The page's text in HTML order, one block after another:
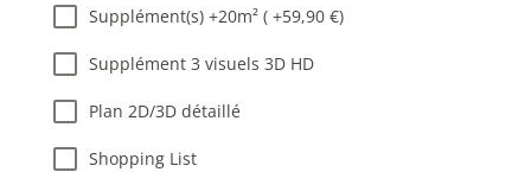
Supplément(s) +20m² ( +59,90 €)
Supplément 3 visuels 3D HD
Plan 2D/3D détaillé
Shopping List